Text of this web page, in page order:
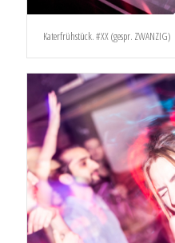
Katerfrühstück. #XX (gespr. ZWANZIG)